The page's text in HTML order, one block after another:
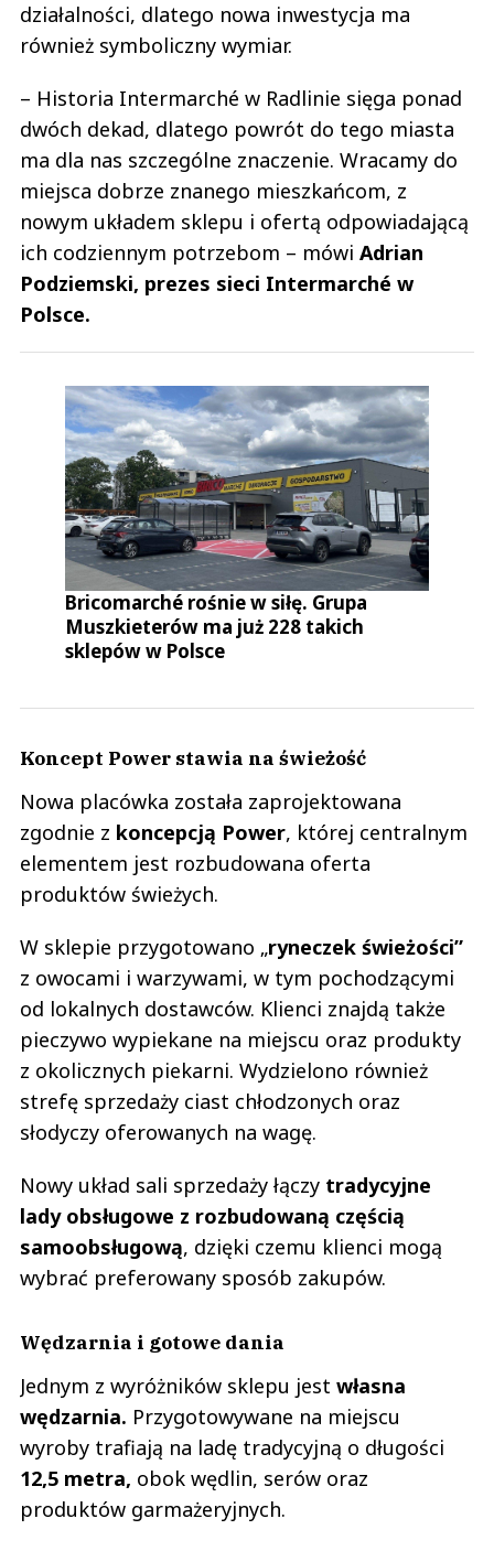
działalności, dlatego nowa inwestycja ma
również symboliczny wymiar.
– Historia Intermarché w Radlinie sięga ponad
dwóch dekad, dlatego powrót do tego miasta
ma dla nas szczególne znaczenie. Wracamy do
miejsca dobrze znanego mieszkańcom, z
nowym układem sklepu i ofertą odpowiadającą
ich codziennym potrzebom – mówi Adrian
Podziemski, prezes sieci Intermarché w
Polsce.
Bricomarché rośnie w siłę. Grupa
Muszkieterów ma już 228 takich
sklepów w Polsce
Koncept Power stawia na świeżość
Nowa placówka została zaprojektowana
zgodnie z koncepcją Power, której centralnym
elementem jest rozbudowana oferta
produktów świeżych.
W sklepie przygotowano „ryneczek świeżości”
z owocami i warzywami, w tym pochodzącymi
od lokalnych dostawców. Klienci znajdą także
pieczywo wypiekane na miejscu oraz produkty
z okolicznych piekarni. Wydzielono również
strefę sprzedaży ciast chłodzonych oraz
słodyczy oferowanych na wagę.
Nowy układ sali sprzedaży łączy tradycyjne
lady obsługowe z rozbudowaną częścią
samoobsługową, dzięki czemu klienci mogą
wybrać preferowany sposób zakupów.
Wędzarnia i gotowe dania
Jednym z wyróżników sklepu jest własna
wędzarnia. Przygotowywane na miejscu
wyroby trafiają na ladę tradycyjną o długości
12,5 metra, obok wędlin, serów oraz
produktów garmażeryjnych.